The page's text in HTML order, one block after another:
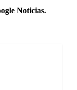
Noticias.